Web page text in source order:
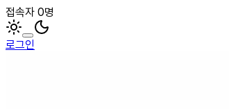
접속자 0명
로그인